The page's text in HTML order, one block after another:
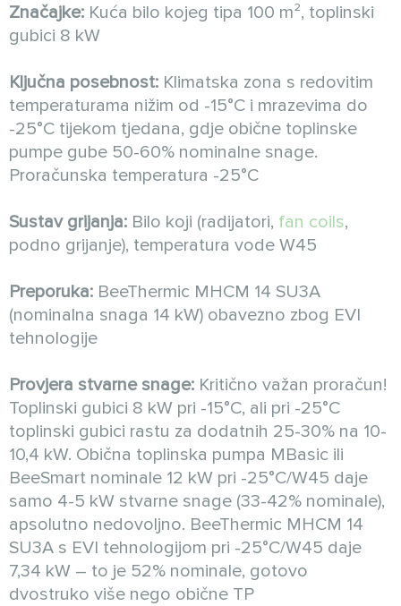
Značajke: Kuća bilo kojeg tipa 100 m², toplinski
gubici 8 kW
Ključna posebnost: Klimatska zona s redovitim
temperaturama nižim od -15°C i mrazevima do
-25°C tijekom tjedana, gdje obične toplinske
pumpe gube 50-60% nominalne snage.
Proračunska temperatura -25°C
Sustav grijanja: Bilo koji (radijatori, fan coils,
podno grijanje), temperatura vode W45
Preporuka: BeeThermic MHCM 14 SU3A
(nominalna snaga 14 kW) obavezno zbog EVI
tehnologije
Provjera stvarne snage: Kritično važan proračun!
Toplinski gubici 8 kW pri -15°C, ali pri -25°C
toplinski gubici rastu za dodatnih 25-30% na 10-
10,4 kW. Obična toplinska pumpa MBasic ili
BeeSmart nominale 12 kW pri -25°C/W45 daje
samo 4-5 kW stvarne snage (33-42% nominale),
apsolutno nedovoljno. BeeThermic MHCM 14
SU3A s EVI tehnologijom pri -25°C/W45 daje
7,34 kW – to je 52% nominale, gotovo
dvostruko više nego obične TP